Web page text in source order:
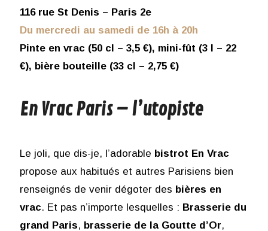
116 rue St Denis – Paris 2e
Du mercredi au samedi de 16h à 20h
Pinte en vrac (50 cl – 3,5 €), mini-fût (3 l – 22
€), bière bouteille (33 cl – 2,75 €)
En Vrac Paris – l’utopiste
Le joli, que dis-je, l’adorable bistrot En Vrac
propose aux habitués et autres Parisiens bien
renseignés de venir dégoter des bières en
vrac. Et pas n’importe lesquelles : Brasserie du
grand Paris, brasserie de la Goutte d’Or,